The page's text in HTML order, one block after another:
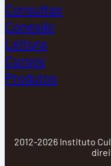
Consultas
Conexão
Leitura
Cursos
Produtos
2012-2026 Instituto